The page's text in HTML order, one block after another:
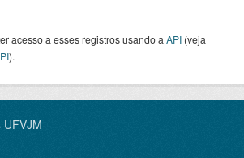
acesso a esses registros usando a API (veja
).